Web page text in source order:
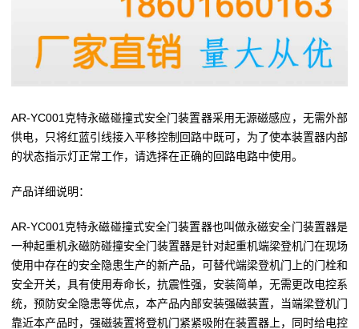
AR-YC001克特永磁碰撞式安全门装置器采用无源磁感应，无需外部
供电，只将红蓝引线接入平移控制回路中既可，为了使本装置器内部
的状态指示灯正常工作，请选择在正确的回路电路中使用。
产品详细说明：
AR-YC001克特永磁碰撞式安全门装置器也叫做永磁安全门装置器是
一种起重机永磁防碰撞安全门装置器是针对起重机端梁登机门在现场
使用中存在的安全隐患生产的新产品，可替代端梁登机门上的门栓和
安全开关，具有使用寿命长，抗震性强，安装简单，无需更改电控系
统，预防安全隐患等优点，本产品内部安装强磁装置，当端梁登机门
靠近本产品时，强磁装置将登机门紧紧吸附在装置器上，同时给电控